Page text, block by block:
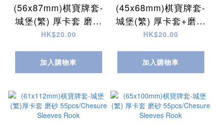
(56x87mm)棋寶牌套-
城堡(繁) 厚卡套 磨砂
55pcs/CHESURE
HK$20.00
加入購物車
(45x68mm)棋寶牌套-
城堡(繁) 厚卡套+磨砂
55pcs/CHESURE
HK$20.00
加入購物車